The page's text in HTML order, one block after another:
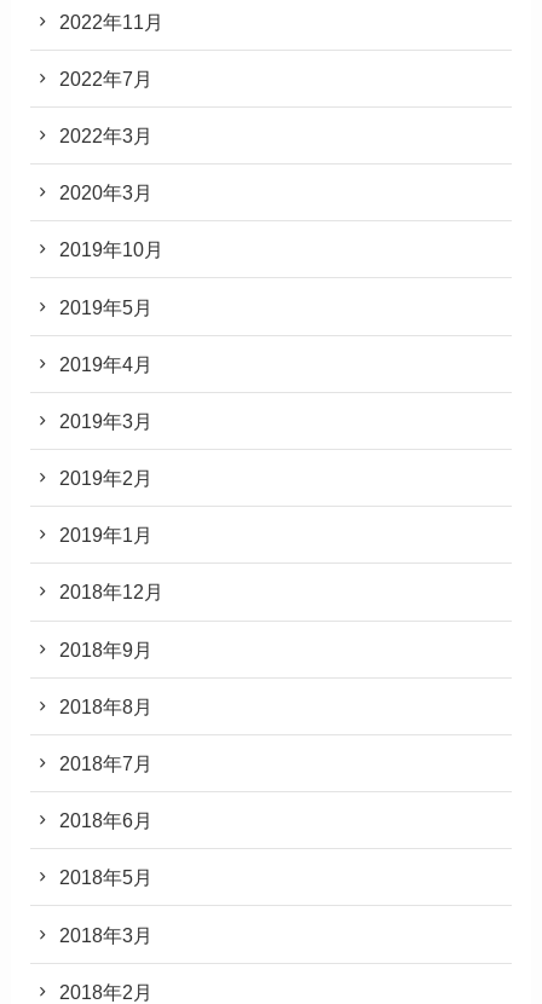
2022年11月
2022年7月
2022年3月
2020年3月
2019年10月
2019年5月
2019年4月
2019年3月
2019年2月
2019年1月
2018年12月
2018年9月
2018年8月
2018年7月
2018年6月
2018年5月
2018年3月
2018年2月